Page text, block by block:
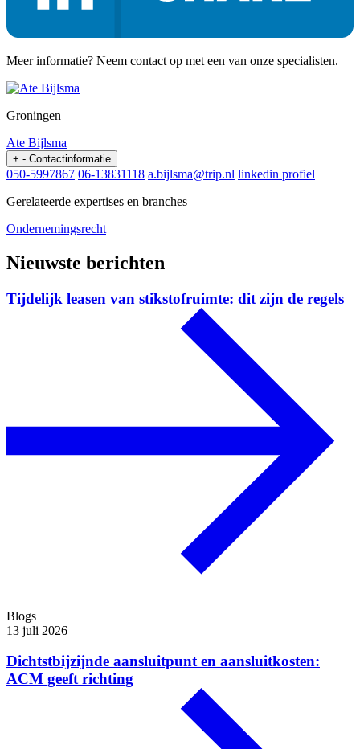
Meer informatie? Neem contact op met een van onze specialisten.
Groningen
Ate Bijlsma
+ - Contactinformatie
050-5997867 06-13831118 a.bijlsma@trip.nl linkedin profiel
Gerelateerde expertises en branches
Ondernemingsrecht
Nieuwste berichten
Tijdelijk leasen van stikstofruimte: dit zijn de regels
Blogs
13 juli 2026
Dichtstbijzijnde aansluitpunt en aansluitkosten:
ACM geeft richting